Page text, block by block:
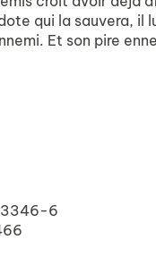
qui la sauvera, il
Et son pire
6